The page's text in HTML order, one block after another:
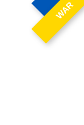
WAR